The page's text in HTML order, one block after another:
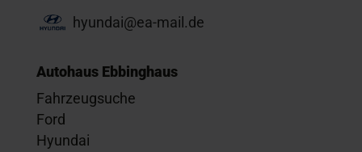
hyundai@ea-mail.de
Autohaus Ebbinghaus
Fahrzeugsuche
Ford
Hyundai